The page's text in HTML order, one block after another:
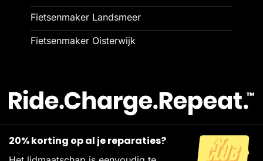
Fietsenmaker Landsmeer
Fietsenmaker Oisterwijk
20% korting op al je reparaties?